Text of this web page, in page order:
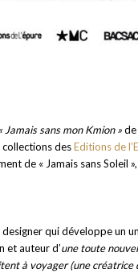
Jamais sans mon Kmion »de
collections desEditions de
de « Jamais sans
qui développe un
et auteur d’une toute
à voyager (une créatrice